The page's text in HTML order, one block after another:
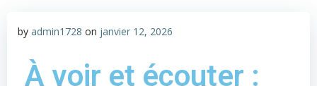
by admin1728 on janvier 12, 2026
À voir et écouter :